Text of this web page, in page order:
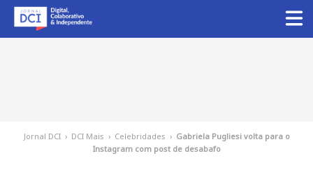
Jornal DCI › DCI Mais › Celebridades › Gabriela Pugliesi volta para o
Instagram com post de desabafo